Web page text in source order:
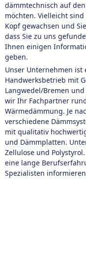
dämmtechnisch auf
möchten. Vielleicht
Kopf gewachsen und
dass Sie zu uns
Ihnen einigen
geben.
Unser Unternehmen
Handwerksbetrieb mit
Langwedel/Bremen
wir Ihr Fachpartner
Wärmedämmung. Je
verschiedene
mit qualitativ
und Dämmplatten.
Zellulose und
eine lange
Spezialisten